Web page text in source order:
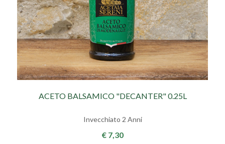
ACETO BALSAMICO "DECANTER" 0.25L
Invecchiato 2 Anni
€ 7,30